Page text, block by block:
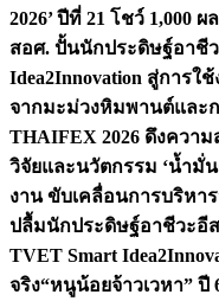
2026’ ปีที่ 21 โชว์ 1,000
สอศ. ปั้นนักประดิษฐ์อาชี
Idea2Innovation สู่การใช้
จากมะม่วงหิมพานต์และ
THAIFEX 2026 ดึงควา
วิจัยและนวัตกรรม ‘น้ำมั่
งาน ขับเคลื่อนการบริห
ปลื้มนักประดิษฐ์อาชีวะอี
TVET Smart
จริง“หนูน้อยจ้าวเวหา”